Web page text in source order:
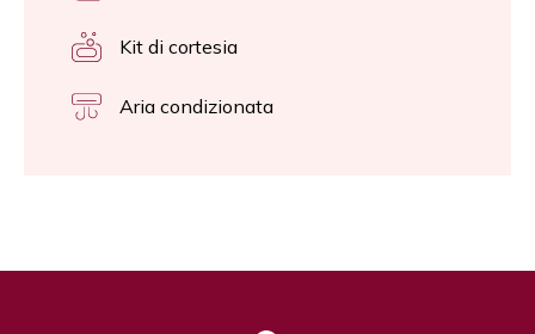
Kit di cortesia
Aria condizionata